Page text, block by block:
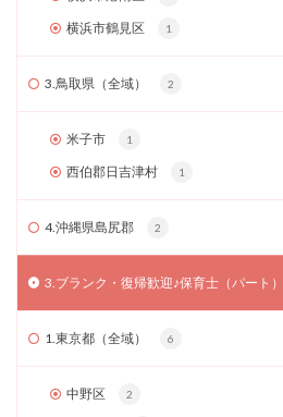
横浜市鶴見区 1
3.鳥取県（全域） 2
米子市 1
西伯郡日吉津村 1
4.沖縄県島尻郡 2
3.ブランク・復帰歓迎♪保育士（パート
1.東京都（全域） 6
中野区 2